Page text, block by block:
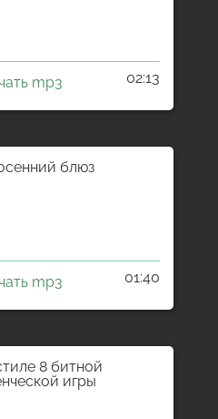
mp3 02:13
блюз
mp3 01:40
8 битной
игры